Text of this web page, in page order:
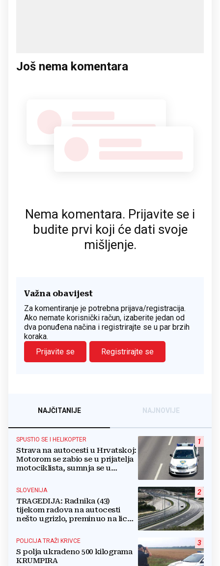
Još nema komentara
Nema komentara. Prijavite se i
budite prvi koji će dati svoje
mišljenje.
Važna obavijest
Za komentiranje je potrebna prijava/registracija.
Ako nemate korisnički račun, izaberite jedan od
dva ponuđena načina i registrirajte se u par brzih
koraka.
Prijavite se
Registrirajte se
NAJČITANIJE NAJNOVIJE
1
SPUSTIO SE I HELIKOPTER
Strava na autocesti u Hrvatskoj:
Motorom se zabio se u prijatelja
motociklista, sumnja se u
2
SLOVENIJA
TRAGEDIJA: Radnika (43)
tijekom radova na autocesti
nešto ugrizlo, preminuo na licu
3
POLICIJA TRAŽI KRIVCE
S polja ukradeno 500 kilograma
KRUMPIRA